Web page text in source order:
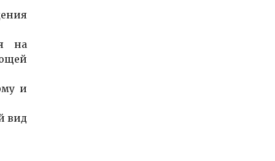
на
и
вид